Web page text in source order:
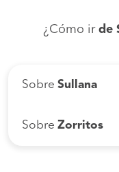
¿Cómo ir de
Sobre Sullana
Sobre Zorritos